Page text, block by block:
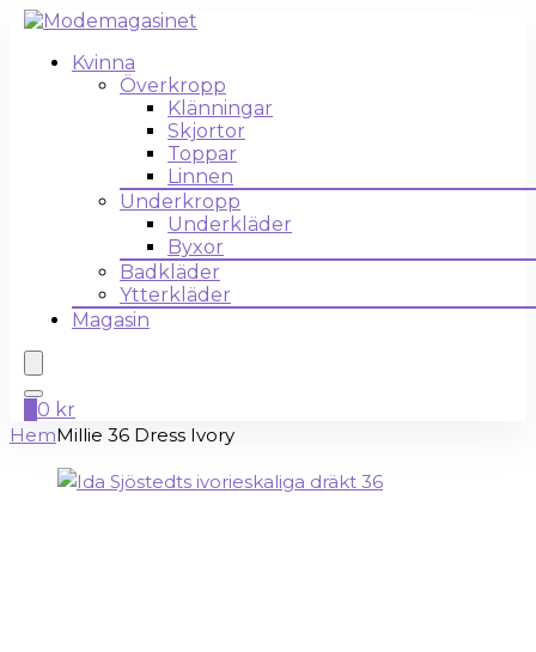
Kvinna
Överkropp
Klänningar
Skjortor
Toppar
Linnen
Underkropp
Underkläder
Byxor
Badkläder
Ytterkläder
Magasin
0 kr
HemMillie 36 Dress Ivory